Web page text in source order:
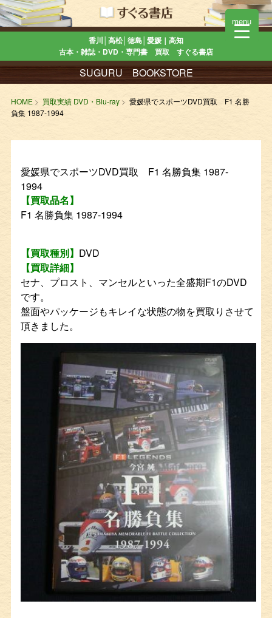
香川│高松│徳島│愛媛｜高知
古本・雑誌・DVD・専門書 買取 すぐる書店
SUGURU BOOKSTORE
HOME 買取実績 DVD・Blu-ray
愛媛県でスポーツDVD買取 F1 名勝
負集 1987-1994
愛媛県でスポーツDVD買取 F1 名勝負集 1987-
1994
【買取品名】
F1 名勝負集 1987-1994
【買取種別】 DVD
【買取詳細】
セナ、プロスト、マンセルといった全盛期F1のDVD
です。
盤面やパッケージもキレイな状態の物を買取りさせて
頂きました。
menu